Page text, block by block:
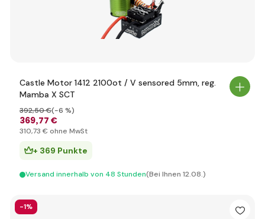
Castle Motor 1412 2100ot / V sensored 5mm, reg.
Mamba X SCT
369,77 €
392,50 €(-6 %)
310,73 € ohne MwSt
+ 369 Punkte
Versand innerhalb von 48 Stunden(Bei Ihnen 12.08.)
-1%